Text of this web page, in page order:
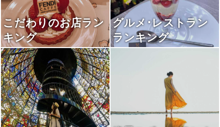
こだわりのお店ラン
キング
グルメ･レストラン
ランキング